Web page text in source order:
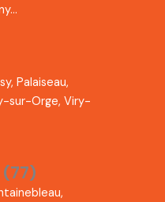
Palaiseau,
sur-Orge, Viry-